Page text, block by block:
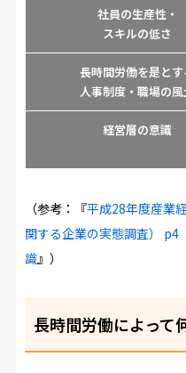
社員の生産性・
スキルの低さ
長時間労働を是とす
人事制度・職場の風
経営層の意識
（参考：『平成28年度産業
関する企業の実態調査）
識』）
長時間労働によって